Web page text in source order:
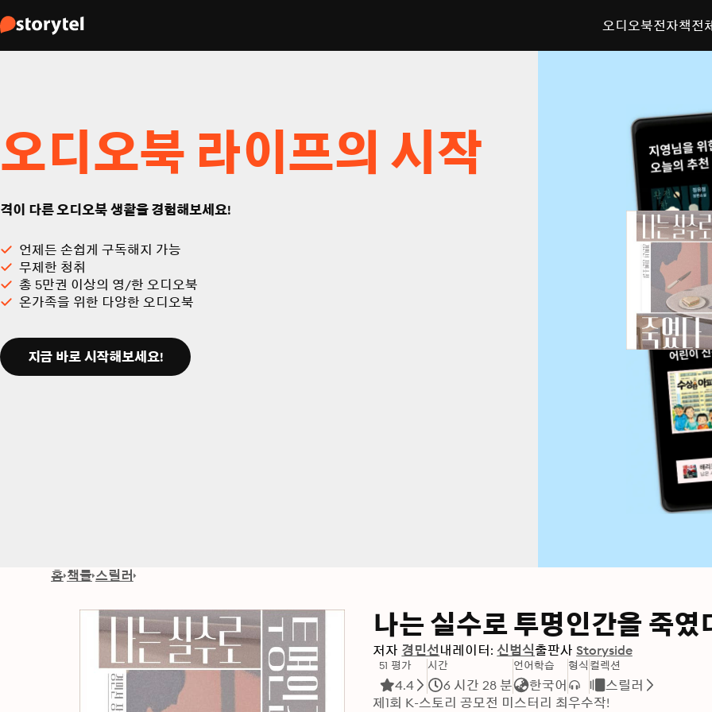
오디오북전자책전
오디오북 라이프의 시작
격이 다른 오디오북 생활을 경험해보세요!
언제든 손쉽게 구독해지 가능
무제한 청취
총 5만권 이상의 영/한 오디오북
온가족을 위한 다양한 오디오북
지금 바로 시작해보세요!
홈 책들 스릴러
나는 실수로 투명인간을 죽였
저자 경민선내레이터: 신범식출판사 Storyside
51 평가
4.4
시간
6 시간 28 분
언어학습
한국어
형식 컬렉션
스릴러
제1회 K-스토리 공모전 미스터리 최우수작!